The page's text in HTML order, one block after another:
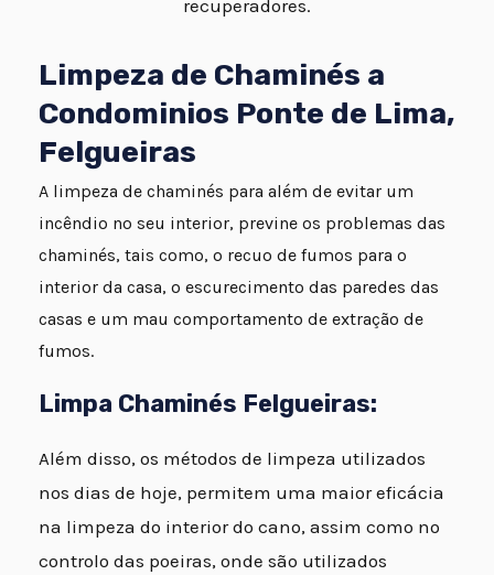
recuperadores.
Limpeza de Chaminés a
Condominios Ponte de Lima,
Felgueiras
A limpeza de chaminés para além de evitar um
incêndio no seu interior, previne os problemas das
chaminés, tais como, o recuo de fumos para o
interior da casa, o escurecimento das paredes das
casas e um mau comportamento de extração de
fumos.
Limpa Chaminés Felgueiras:
Além disso, os métodos de limpeza utilizados
nos dias de hoje, permitem uma maior eficácia
na limpeza do interior do cano, assim como no
controlo das poeiras, onde são utilizados